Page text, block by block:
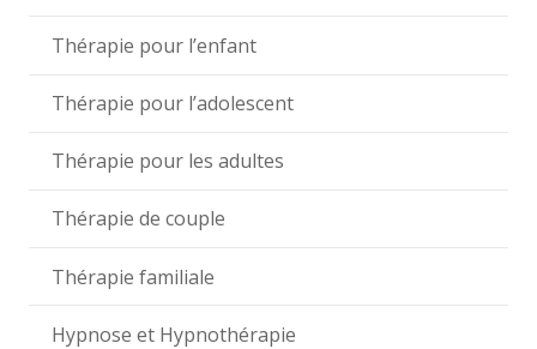
Thérapie pour l’enfant
Thérapie pour l’adolescent
Thérapie pour les adultes
Thérapie de couple
Thérapie familiale
Hypnose et Hypnothérapie